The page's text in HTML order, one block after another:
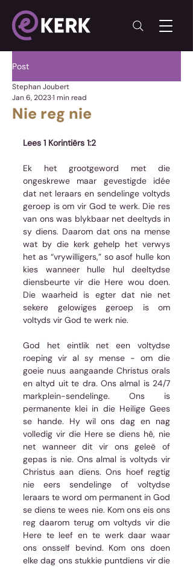
Post
Nie reg nie
Stephan Joubert
Jan 6, 20231 min read
Lees 1 Korintiërs 1:2
Ek het grootgeword met die
ongeskrewe maar gevestigde idée
dat net leraars en sendelinge voltyds
geroep is om vir God te werk. Die res
van ons was blykbaar net deeltyds in
sy diens. Daarom dat ons na mense
wat by die kerk gehelp het verwys
het as “vrywilligers,” so asof hulle kon
kies wanneer hulle hul deeltydse
diensbeurte vir die Here wou doen.
Die waarheid is egter dat nie net
sekere gelowiges geroep is om
voltyds vir God te werk nie.
God het eintlik net een voltydse
roeping vir al sy mense - om die
goeie nuus aangaande Christus orals
en altyd uit te dra. Ons almal is 24/7
markplein-sendelinge. Ons is
permanente klei in die Heilige Gees
se hande. Hy wil ons dag en nag
volledig vir die Here se diens hê, nie
net wanneer dit vir ons geleë of
gepas is nie. Ons almal is voltyds vir
Christus aan diens. Ons hoef regtig
nie eers sendelinge of voltydse
leraars te word om permanent in God
se diens te wees nie. Kom ons eis ons
reg daarom terug om voltyds vir die
Here te leef en te werk daar waar
ons onsself bevind. Kom ons doen
elke dag ons stukkie puntdiens vir die